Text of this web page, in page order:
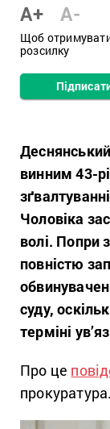
A+ A-
Щоб отримувати
розсилку
винним 43-
Чоловіка
волі. Попри
повністю
суду,
терміні
Про це
прокуратура.